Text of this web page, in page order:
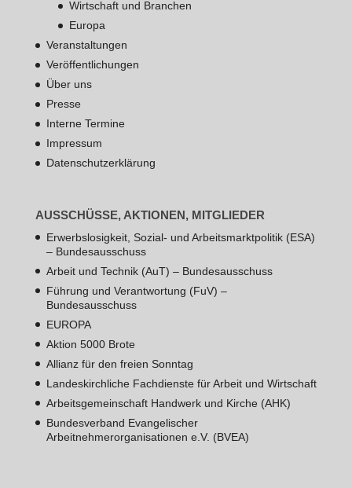
Wirtschaft und Branchen
Europa
Veranstaltungen
Veröffentlichungen
Über uns
Presse
Interne Termine
Impressum
Datenschutzerklärung
AUSSCHÜSSE, AKTIONEN, MITGLIEDER
Erwerbslosigkeit, Sozial- und Arbeitsmarktpolitik (ESA)
– Bundesausschuss
Arbeit und Technik (AuT) – Bundesausschuss
Führung und Verantwortung (FuV) –
Bundesausschuss
EUROPA
Aktion 5000 Brote
Allianz für den freien Sonntag
Landeskirchliche Fachdienste für Arbeit und Wirtschaft
Arbeitsgemeinschaft Handwerk und Kirche (AHK)
Bundesverband Evangelischer
Arbeitnehmerorganisationen e.V. (BVEA)